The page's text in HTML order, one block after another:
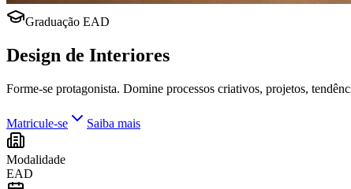
Graduação EAD
Design de Interiores
Forme-se protagonista. Domine processos criativos, projetos,
Matricule-se Saiba mais
Modalidade
EAD